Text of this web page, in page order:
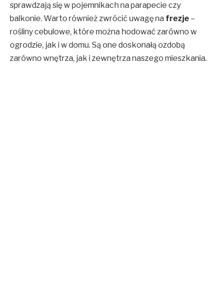
sprawdzają się w pojemnikach na parapecie czy
balkonie. Warto również zwrócić uwagę na frezje –
rośliny cebulowe, które można hodować zarówno w
ogrodzie, jak i w domu. Są one doskonałą ozdobą
zarówno wnętrza, jak i zewnętrza naszego mieszkania.